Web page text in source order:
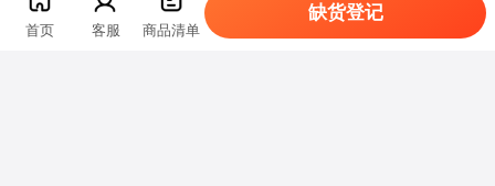
首页 客服 商品清单
缺货登记